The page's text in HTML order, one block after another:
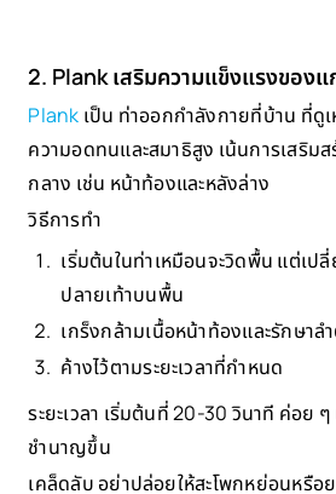
2. Plank เสริมความแข็งแรงของ
Plank เป็น ท่าออกกำลังกายที่บ้าน ที่ดู
ความอดทนและสมาธิสูง เน้นการเสริม
กลาง เช่น หน้าท้องและหลังล่าง
วิธีการทำ
เริ่มต้นในท่าเหมือนจะวิดพื้น แต่เป
ปลายเท้าบนพื้น
เกร็งกล้ามเนื้อหน้าท้องและรักษาล
ค้างไว้ตามระยะเวลาที่กำหนด
ระยะเวลา เริ่มต้นที่ 20-30 วินาที ค่อย ๆ
ชำนาญขึ้น
เคล็ดลับ อย่าปล่อยให้สะโพกหย่อนหรือย